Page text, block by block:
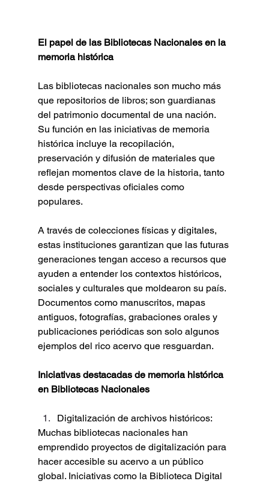
El papel de las Bibliotecas Nacionales en la
memoria histórica
Las bibliotecas nacionales son mucho más
que repositorios de libros; son guardianas
del patrimonio documental de una nación.
Su función en las iniciativas de memoria
histórica incluye la recopilación,
preservación y difusión de materiales que
reflejan momentos clave de la historia, tanto
desde perspectivas oficiales como
populares.
A través de colecciones físicas y digitales,
estas instituciones garantizan que las futuras
generaciones tengan acceso a recursos que
ayuden a entender los contextos históricos,
sociales y culturales que moldearon su país.
Documentos como manuscritos, mapas
antiguos, fotografías, grabaciones orales y
publicaciones periódicas son solo algunos
ejemplos del rico acervo que resguardan.
Iniciativas destacadas de memoria histórica
en Bibliotecas Nacionales
Digitalización de archivos históricos:
Muchas bibliotecas nacionales han
emprendido proyectos de digitalización para
hacer accesible su acervo a un público
global. Iniciativas como la Biblioteca Digital